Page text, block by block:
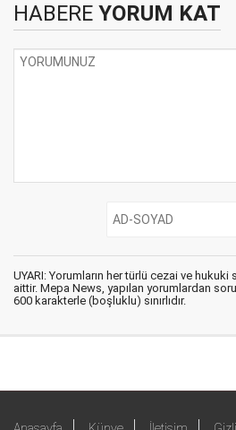
HABERE YORUM KAT
UYARI: Yorumların her türlü cezai ve
aittir. Mepa News, yapılan yorumlardan
600 karakterle (boşluklu) sınırlıdır.